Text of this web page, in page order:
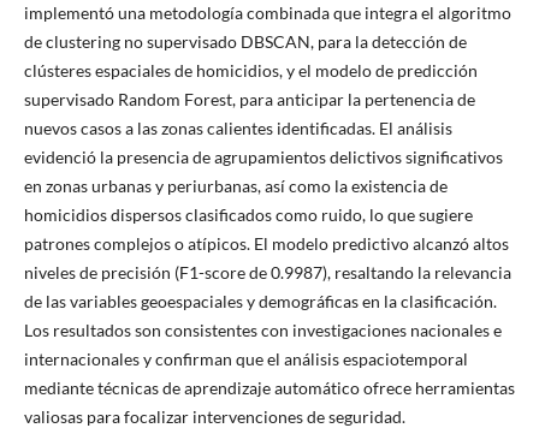
implementó una metodología combinada que integra el algoritmo
de clustering no supervisado DBSCAN, para la detección de
clústeres espaciales de homicidios, y el modelo de predicción
supervisado Random Forest, para anticipar la pertenencia de
nuevos casos a las zonas calientes identificadas. El análisis
evidenció la presencia de agrupamientos delictivos significativos
en zonas urbanas y periurbanas, así como la existencia de
homicidios dispersos clasificados como ruido, lo que sugiere
patrones complejos o atípicos. El modelo predictivo alcanzó altos
niveles de precisión (F1-score de 0.9987), resaltando la relevancia
de las variables geoespaciales y demográficas en la clasificación.
Los resultados son consistentes con investigaciones nacionales e
internacionales y confirman que el análisis espaciotemporal
mediante técnicas de aprendizaje automático ofrece herramientas
valiosas para focalizar intervenciones de seguridad.